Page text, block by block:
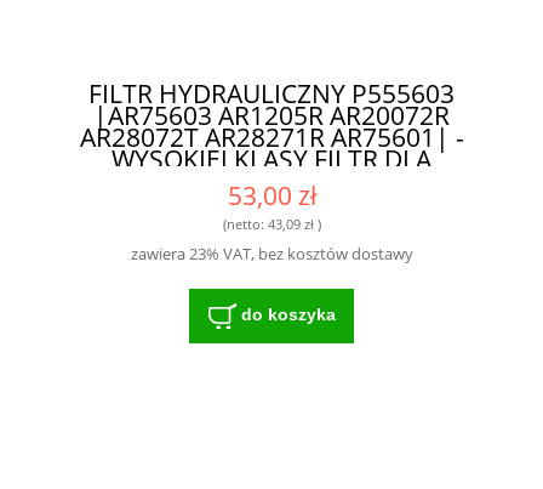
FILTR HYDRAULICZNY P555603
|AR75603 AR1205R AR20072R
AR28072T AR28271R AR75601| -
WYSOKIEJ KLASY FILTR DLA
ROLNIKÓW I MECHANIKÓW
53,00 zł
(netto: 43,09 zł)
zawiera 23% VAT, bez kosztów dostawy
do koszyka